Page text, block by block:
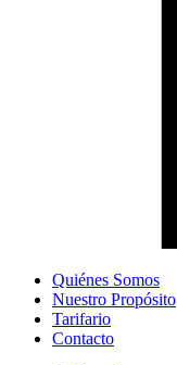
Quiénes Somos
Nuestro Propósito
Tarifario
Contacto